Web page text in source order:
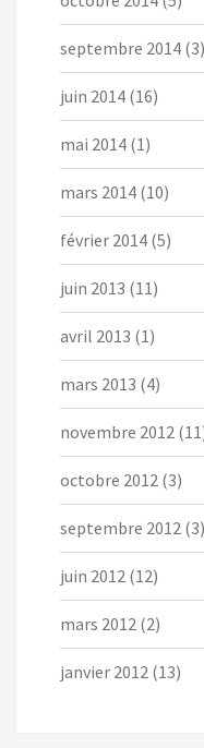
septembre 2014 (3)
juin 2014 (16)
mai 2014 (1)
mars 2014 (10)
février 2014 (5)
juin 2013 (11)
avril 2013 (1)
mars 2013 (4)
novembre 2012
octobre 2012 (3)
septembre 2012 (3)
juin 2012 (12)
mars 2012 (2)
janvier 2012 (13)